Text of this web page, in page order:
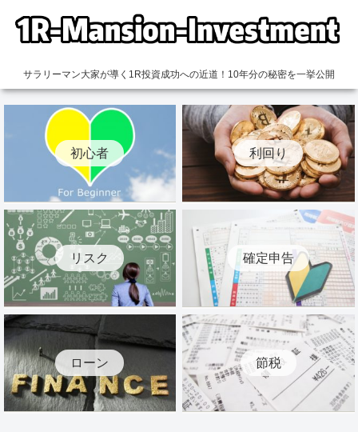
サラリーマン大家が導く1R投資成功への近道！10年分の秘密を一挙公開
初心者 利回り
リスク 確定申告
ローン 節税